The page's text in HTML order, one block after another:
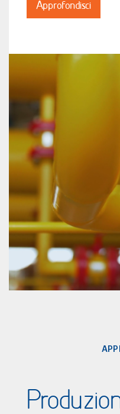
Approfondisci